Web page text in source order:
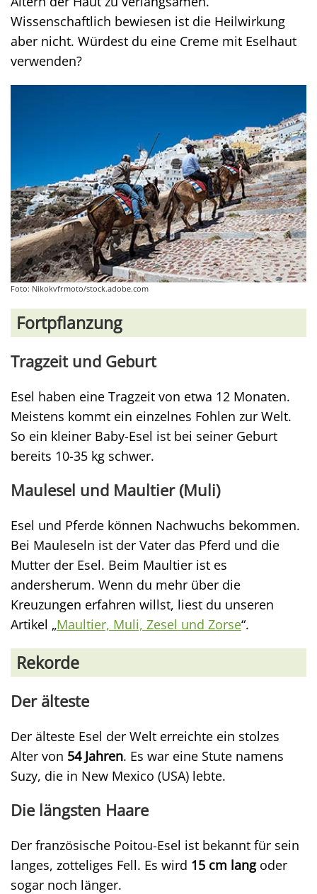
Wissenschaftlich bewiesen ist die Heilwirkung
aber nicht. Würdest du eine Creme mit Eselhaut
verwenden?
Foto: Nikokvfrmoto/stock.adobe.com
Fortpflanzung
Tragzeit und Geburt
Esel haben eine Tragzeit von etwa 12 Monaten.
Meistens kommt ein einzelnes Fohlen zur Welt.
So ein kleiner Baby-Esel ist bei seiner Geburt
bereits 10-35 kg schwer.
Maulesel und Maultier (Muli)
Esel und Pferde können Nachwuchs bekommen.
Bei Mauleseln ist der Vater das Pferd und die
Mutter der Esel. Beim Maultier ist es
andersherum. Wenn du mehr über die
Kreuzungen erfahren willst, liest du unseren
Artikel „Maultier, Muli, Zesel und Zorse“.
Rekorde
Der älteste
Der älteste Esel der Welt erreichte ein stolzes
Alter von 54 Jahren. Es war eine Stute namens
Suzy, die in New Mexico (USA) lebte.
Die längsten Haare
Der französische Poitou-Esel ist bekannt für sein
langes, zotteliges Fell. Es wird 15 cm langoder
sogar noch länger.